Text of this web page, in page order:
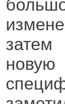
затем